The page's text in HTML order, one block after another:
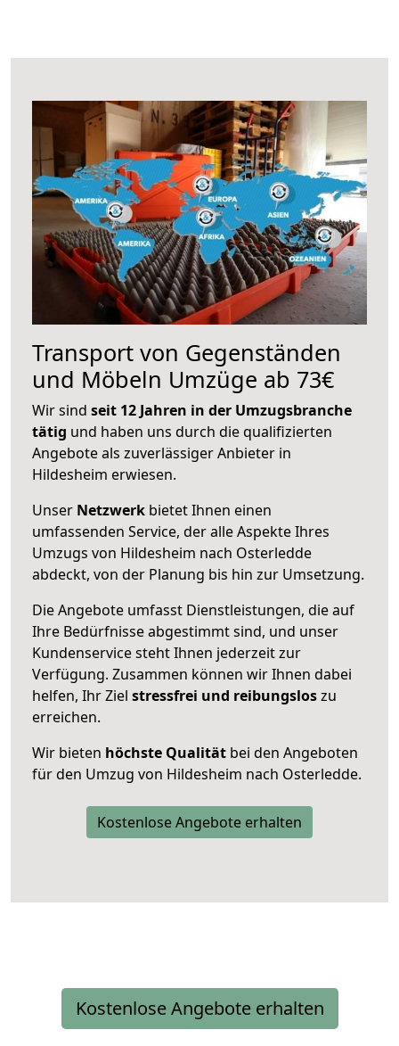
Transport von Gegenständen
und Möbeln Umzüge ab 73€
Wir sind seit 12 Jahren in der Umzugsbranche
tätig und haben uns durch die qualifizierten
Angebote als zuverlässiger Anbieter in
Hildesheim erwiesen.
Unser Netzwerk bietet Ihnen einen
umfassenden Service, der alle Aspekte Ihres
Umzugs von Hildesheim nach Osterledde
abdeckt, von der Planung bis hin zur Umsetzung.
Die Angebote umfasst Dienstleistungen, die auf
Ihre Bedürfnisse abgestimmt sind, und unser
Kundenservice steht Ihnen jederzeit zur
Verfügung. Zusammen können wir Ihnen dabei
helfen, Ihr Ziel stressfrei und reibungsloszu
erreichen.
Wir bieten höchste Qualität bei den Angeboten
für den Umzug von Hildesheim nach Osterledde.
Kostenlose Angebote erhalten
Kostenlose Angebote erhalten